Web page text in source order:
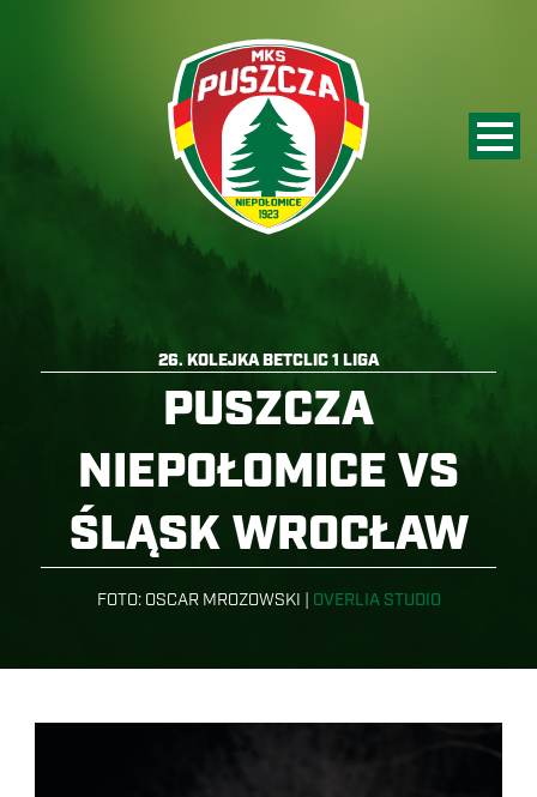
26. KOLEJKA BETCLIC 1 LIGA
PUSZCZA
NIEPOŁOMICE VS
ŚLĄSK WROCŁAW
FOTO: OSCAR MROZOWSKI | OVERLIA STUDIO